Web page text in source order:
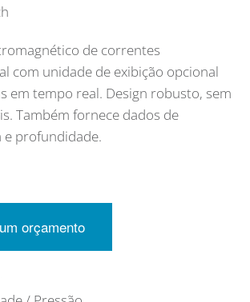
de correntes
com unidade de exibição opcional
em tempo real. Design robusto, sem
Também fornece dados de
profundidade.
orçamento